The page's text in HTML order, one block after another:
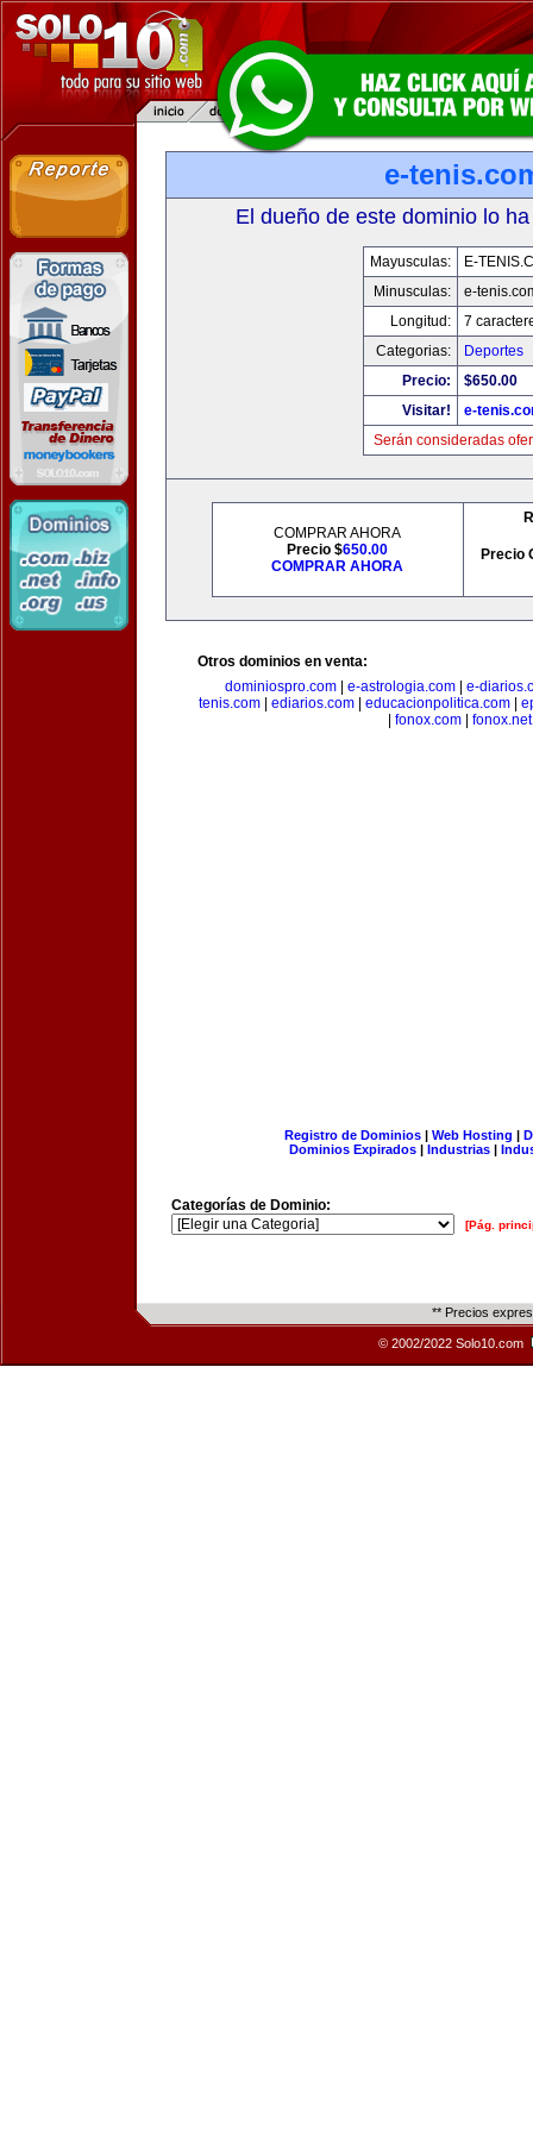
e-
El dueño de este dominio lo
Mayusculas:
E-
Minusculas:
e-
Longitud:
7
Categorias:
Deportes
Precio:
$650.00
Visitar!
e-
Serán consideradas
COMPRAR AHORA
Precio $650.00
COMPRAR AHORA
Precio
Otros dominios en venta:
dominiospro.com
e-astrologia.com
e-
tenis.com
ediarios.com educacionpolitica.com
fonox.com| fonox.net
Registro de Dominios| Web Hosting |
Dominios Expirados | Industrias |
Categorías de Dominio:
[Pág.
** Precios
© 2002/2022 Solo10.com